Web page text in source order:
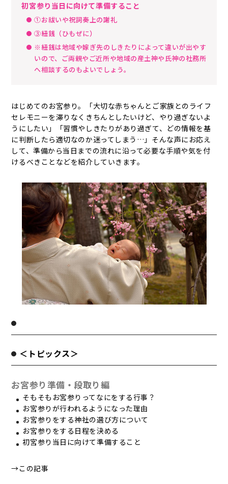
初宮参り当日に向けて準備すること
①お祓いや祝詞奏上の謝礼
③紐銭（ひもぜに）
※紐銭は地域や嫁ぎ先のしきたりによって違いが出やす
いので、ご両親やご近所や地域の産土神や氏神の社務所
へ相談するのもよいでしょう。
はじめてのお宮参り。「大切な赤ちゃんとご家族とのライフ
セレモニーを滞りなくきちんとしたいけど、やり過ぎないよ
うにしたい」「習慣やしきたりがあり過ぎて、どの情報を基
に判断したら適切なのか迷ってしまう…」そんな声にお応え
して、準備から当日までの流れに沿って必要な手順や気を付
けるべきことなどを紹介していきます。
＜トピックス＞
お宮参り準備・段取り編
そもそもお宮参りってなにをする行事？
お宮参りが行われるようになった理由
お宮参りをする神社の選び方について
お宮参りをする日程を決める
初宮参り当日に向けて準備すること
→この記事